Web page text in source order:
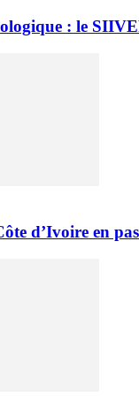
: le
d’Ivoire en